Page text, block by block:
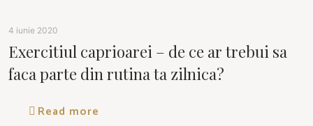
4 iunie 2020
Exercitiul caprioarei – de ce ar trebui sa
faca parte din rutina ta zilnica?
Read more